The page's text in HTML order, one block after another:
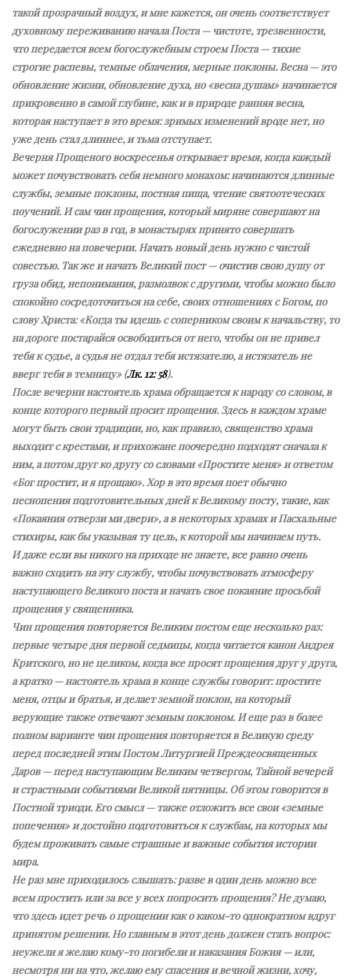
такой прозрачный воздух, и мне кажется, он очень соответствует
духовному переживанию начала Поста — чистоте, трезвенности,
что передается всем богослужебным строем Поста — тихие
строгие распевы, темные облачения, мерные поклоны. Весна — это
обновление жизни, обновление духа, но «весна душам» начинается
прикровенно в самой глубине, как и в природе ранняя весна,
которая наступает в это время: зримых изменений вроде нет, но
уже день стал длиннее, и тьма отступает.
Вечерня Прощеного воскресенья открывает время, когда каждый
может почувствовать себя немного монахом: начинаются длинные
службы, земные поклоны, постная пища, чтение святоотеческих
поучений. И сам чин прощения, который миряне совершают на
богослужении раз в год, в монастырях принято совершать
ежедневно на повечерии. Начать новый день нужно с чистой
совестью. Так же и начать Великий пост — очистив свою душу от
груза обид, непонимания, размолвок с другими, чтобы можно было
спокойно сосредоточиться на себе, своих отношениях с Богом, по
слову Христа: «Когда ты идешь с соперником своим к начальству, то
на дороге постарайся освободиться от него, чтобы он не привел
тебя к судье, а судья не отдал тебя истязателю, а истязатель не
вверг тебя в темницу» (Лк. 12: 58).
После вечерни настоятель храма обращается к народу со словом, в
конце которого первый просит прощения. Здесь в каждом храме
могут быть свои традиции, но, как правило, священство храма
выходит с крестами, и прихожане поочередно подходят сначала к
ним, а потом друг ко другу со словами «Простите меня» и ответом
«Бог простит, и я прощаю». Хор в это время поет обычно
песнопения подготовительных дней к Великому посту, такие, как
«Покаяния отверзи ми двери», а в некоторых храмах и Пасхальные
стихиры, как бы указывая ту цель, к которой мы начинаем путь.
И даже если вы никого на приходе не знаете, все равно очень
важно сходить на эту службу, чтобы почувствовать атмосферу
наступающего Великого поста и начать свое покаяние просьбой
прощения у священника.
Чин прощения повторяется Великим постом еще несколько раз:
первые четыре дня первой седмицы, когда читается канон Андрея
Критского, но не целиком, когда все просят прощения друг у друга,
а кратко — настоятель храма в конце службы говорит: простите
меня, отцы и братья, и делает земной поклон, на который
верующие также отвечают земным поклоном. И еще раз в более
полном варианте чин прощения повторяется в Великую среду
перед последней этим Постом Литургией Преждеосвященных
Даров — перед наступающим Великим четвергом, Тайной вечерей
и страстными событиями Великой пятницы. Об этом говорится в
Постной триоди. Его смысл — также отложить все свои «земные
попечения» и достойно подготовиться к службам, на которых мы
будем проживать самые страшные и важные события истории
мира.
Не раз мне приходилось слышать: разве в один день можно все
всем простить или за все у всех попросить прощения? Не думаю,
что здесь идет речь о прощении как о каком-то однократном вдруг
принятом решении. Но главным в этот день должен стать вопрос:
неужели я желаю кому-то погибели и наказания Божия — или,
несмотря ни на что, желаю ему спасения и вечной жизни, хочу,